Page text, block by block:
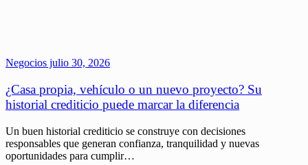
Negocios julio 30, 2026
¿Casa propia, vehículo o un nuevo proyecto? Su
historial crediticio puede marcar la diferencia
Un buen historial crediticio se construye con decisiones
responsables que generan confianza, tranquilidad y nuevas
oportunidades para cumplir…